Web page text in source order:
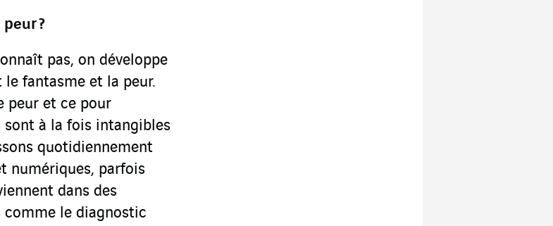
peur?
pas, on développe
fantasme et la peur.
peur et ce pour
sont à la fois intangibles
quotidiennement
numériques, parfois
dans des
le diagnostic